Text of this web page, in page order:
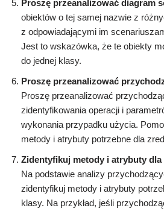
Proszę przeanalizować diagram
obiektów o tej samej nazwie z
z odpowiadającymi im
Jest to wskazówka, że te obiekty
do jednej klasy.
Proszę przeanalizować
Proszę przeanalizować
zidentyfikowania operacji i
wykonania przypadku użycia.
metody i atrybuty potrzebne dla
Zidentyfikuj metody i atrybuty
Na podstawie analizy
zidentyfikuj metody i atrybuty
klasy. Na przykład, jeśli